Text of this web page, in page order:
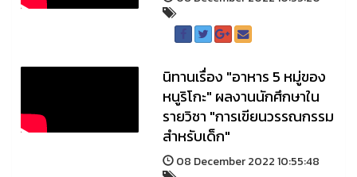
นิทานเรื่อง "อาหาร 5 หมู่ของ
หนูริโกะ" ผลงานนักศึกษาใน
รายวิชา "การเขียนวรรณกรรม
สำหรับเด็ก"
08 December 2022 10:55:48